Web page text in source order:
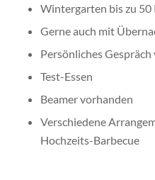
Wintergarten bis zu 50
Gerne auch mit
Persönliches Gespräch
Test-Essen
Beamer vorhanden
Verschiedene
Hochzeits-Barbecue